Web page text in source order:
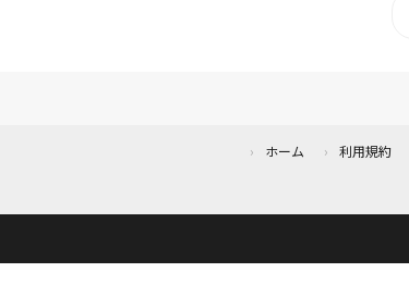
ホーム 利用規約